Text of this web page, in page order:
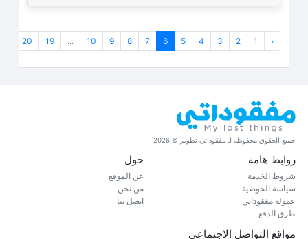
‹
1
2
3
4
5
6
7
8
9
10
...
19
20
جميع الحقوق محفوظه لـ مفقوداتي تطوير © 2026
روابط هامة
شروط الخدمة
سياسة الخوصية
عمولة مفقوداتي
طرق الدفع
حول
عن الموقع
من نحن
اتصل بنا
مواقع التواصل الاجتماعي